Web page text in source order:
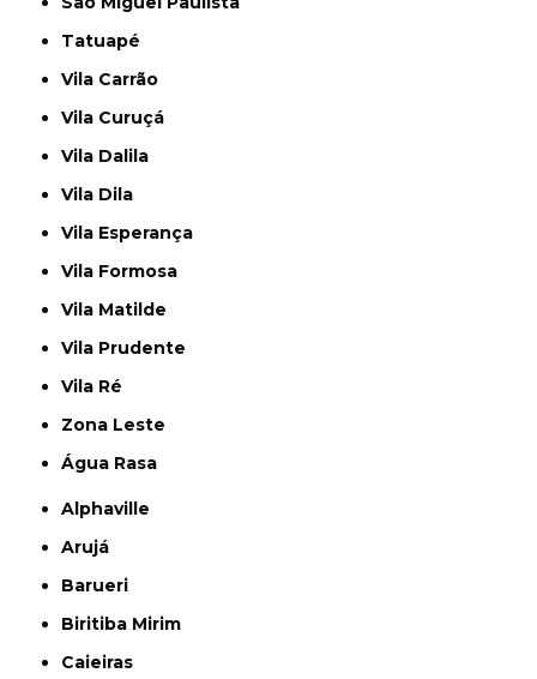
Tatuapé
Vila Carrão
Vila Curuçá
Vila Dalila
Vila Dila
Vila Esperança
Vila Formosa
Vila Matilde
Vila Prudente
Vila Ré
Zona Leste
Água Rasa
Alphaville
Arujá
Barueri
Biritiba Mirim
Caieiras